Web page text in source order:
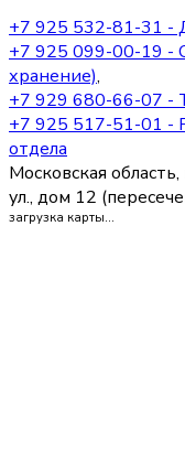
+7 925 532-81-31 -
+7 925 099-00-19 -
хранение),
+7 929 680-66-07 -
+7 925 517-51-01 -
отдела
Московская
ул., дом 12
загрузка карты...